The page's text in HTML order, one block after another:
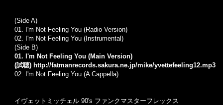
(Side A)
01. I'm Not Feeling You (Radio Version)
02. I'm Not Feeling You (Instrumental)
(Side B)
01. I'm Not Feeling You (Main Version)
(試聴) http://fatmanrecords.sakura.ne.jp/mike/yvettefeeling12.mp3
02. I'm Not Feeling You (A Cappella)
イヴェットミッチェル 90's ファンクマスターフレックス